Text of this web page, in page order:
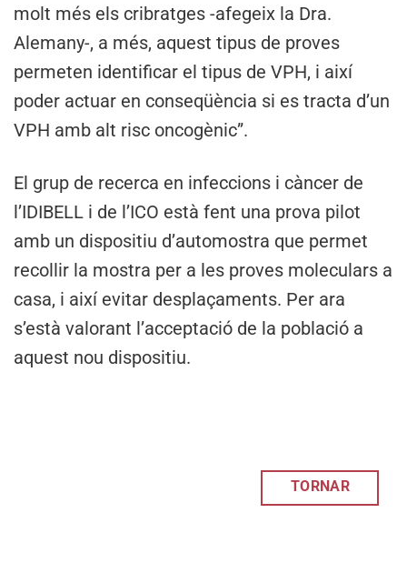
molt més els cribratges -afegeix la Dra.
Alemany-, a més, aquest tipus de proves
permeten identificar el tipus de VPH, i així
poder actuar en conseqüència si es tracta d’un
VPH amb alt risc oncogènic”.
El grup de recerca en infeccions i càncer de
l’IDIBELL i de l’ICO està fent una prova pilot
amb un dispositiu d’automostra que permet
recollir la mostra per a les proves moleculars a
casa, i així evitar desplaçaments. Per ara
s’està valorant l’acceptació de la població a
aquest nou dispositiu.
TORNAR